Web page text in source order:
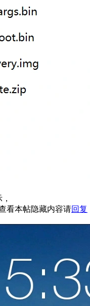
看本帖隐藏内容请回复